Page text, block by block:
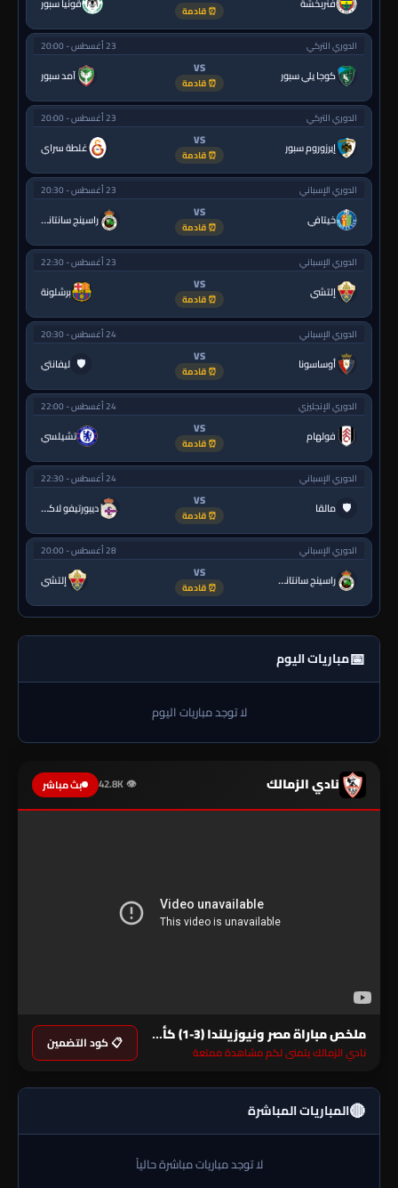
فنربخشة ⏰ قادمة قونيا سبور
الدوري التركي 23 أغسطس - 20:00
كوجا يلي سبور VS
⏰ قادمة آمد سبور
الدوري التركي 23 أغسطس - 20:00
إيرزوروم سبور VS
⏰ قادمة غلطة سراي
الدوري الإسباني 23 أغسطس - 20:30
خيتافي VS
⏰ قادمة راسينج سانتاندير
الدوري الإسباني 23 أغسطس - 22:30
إلتشي VS
⏰ قادمة برشلونة
الدوري الإسباني 24 أغسطس - 20:30
أوساسونا VS
⏰ قادمة ليفانتي 🛡
الدوري الإنجليزي 24 أغسطس - 22:00
فولهام VS
⏰ قادمة تشيلسي
الدوري الإسباني 24 أغسطس - 22:30
🛡 مالقا VS
⏰ قادمة ديبورتيفو لاكورونيا
الدوري الإسباني 28 أغسطس - 20:00
راسينج سانتاندير VS
⏰ قادمة إلتشي
📅مباريات اليوم
لا توجد مباريات اليوم
نادي الزمالك 👁 42.8K بث مباشر
ملخص مباراة مصر ونيوزيلندا (3-1) كأس العالم
نادي الزمالك يتمنى لكم مشاهدة ممتعة 📋 كود التضمين
🔴المباريات المباشرة
لا توجد مباريات مباشرة حالياً